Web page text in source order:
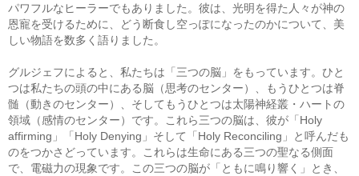
パワフルなヒーラーでもありました。彼は、光明を得た人々が神の
恩寵を受けるために、どう断食し空っぽになったのかについて、美
しい物語を数多く語りました。
グルジェフによると、私たちは「三つの脳」をもっています。ひと
つは私たちの頭の中にある脳（思考のセンター）、もうひとつは脊
髄（動きのセンター）、そしてもうひとつは太陽神経叢・ハートの
領域（感情のセンター）です。これら三つの脳は、彼が「Holy
affirming」「Holy Denying」そして「Holy Reconciling」と呼んだも
のをつかさどっています。これらは生命にある三つの聖なる側面
で、電磁力の現象です。この三つの脳が「ともに鳴り響く」とき、